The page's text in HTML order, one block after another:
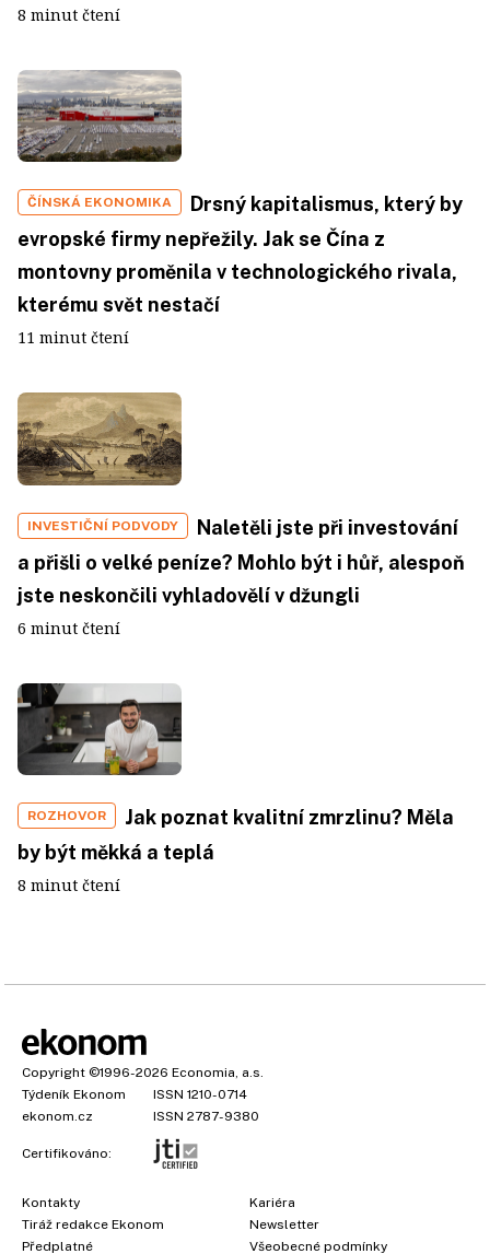
8 minut čtení
ČÍNSKÁ EKONOMIKA
Drsný kapitalismus, který by
evropské firmy nepřežily. Jak se Čína z
montovny proměnila v technologického rivala,
kterému svět nestačí
11 minut čtení
INVESTIČNÍ PODVODY
Naletěli jste při investování
a přišli o velké peníze? Mohlo být i hůř, alespoň
jste neskončili vyhladovělí v džungli
6 minut čtení
ROZHOVOR
Jak poznat kvalitní zmrzlinu? Měla
by být měkká a teplá
8 minut čtení
Copyright ©1996-2026 Economia, a.s.
Týdeník Ekonom
ISSN 1210-0714
ekonom.cz
ISSN 2787-9380
Certifikováno:
Kontakty
Tiráž redakce Ekonom
Předplatné
Kariéra
Newsletter
Všeobecné podmínky